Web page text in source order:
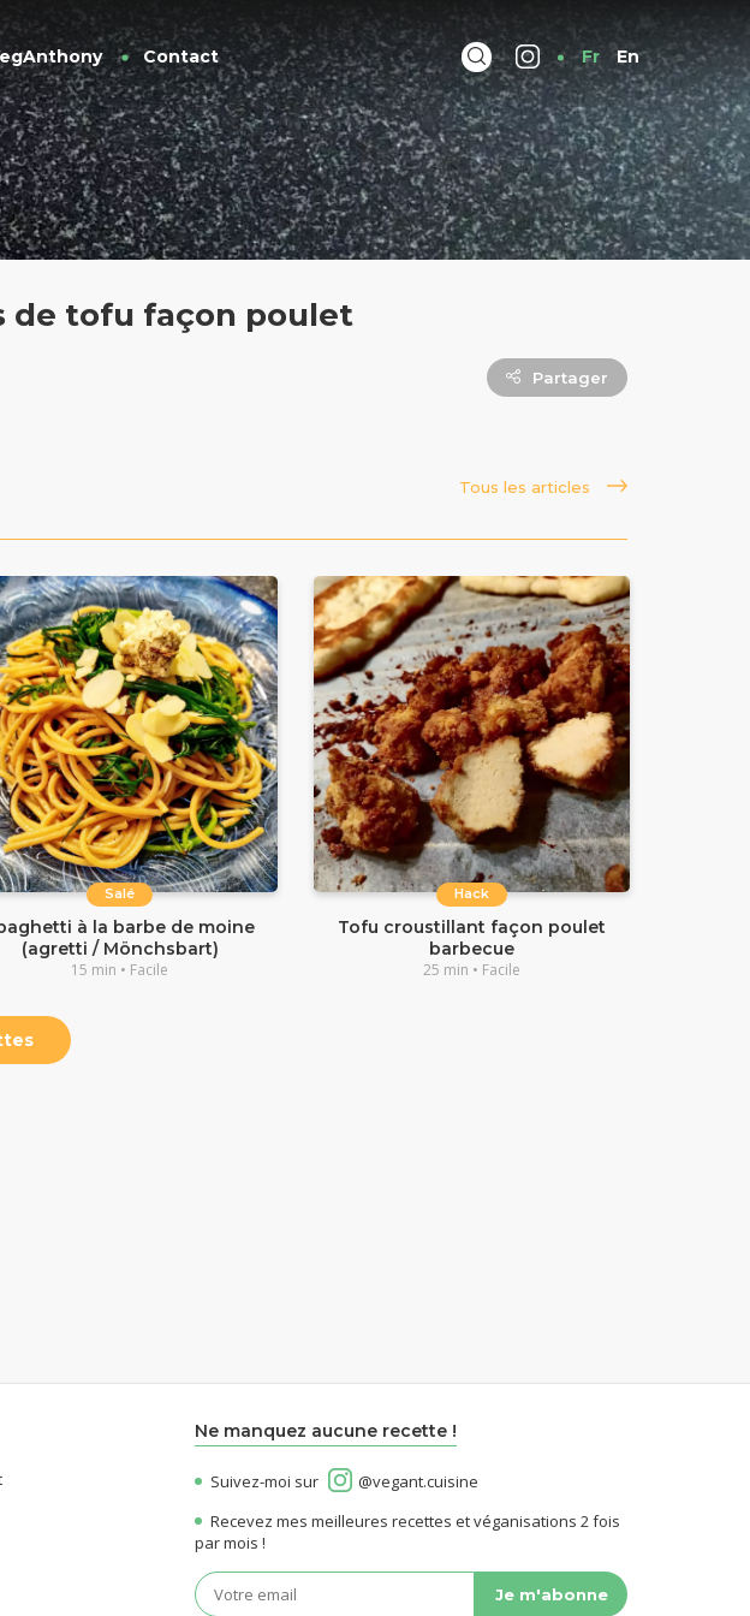
Contact Fr En
de tofu façon poulet
Partager
Tous les articles
Salé
à la barbe de moine
(agretti / Mönchsbart)
15 min • Facile
Hack
Tofu croustillant façon poulet
barbecue
25 min • Facile
Ne manquez aucune recette !
Suivez-moi sur
@vegant.cuisine
Recevez mes meilleures recettes et véganisations 2 fois
par mois !